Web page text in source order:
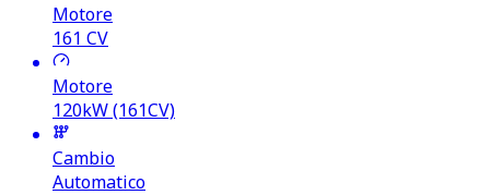
Motore
161 CV
Motore
120kW (161CV)
Cambio
Automatico